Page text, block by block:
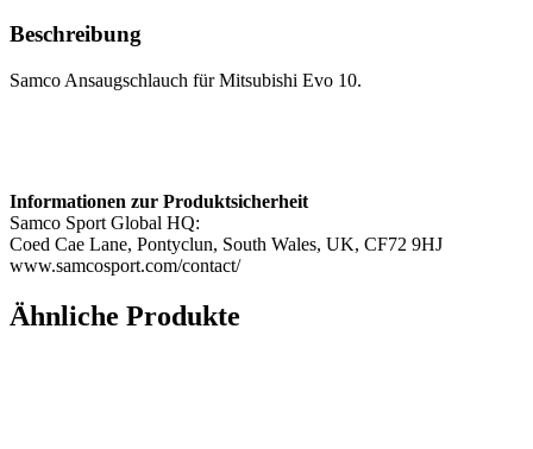
Beschreibung
Samco Ansaugschlauch für Mitsubishi Evo 10.
Informationen zur Produktsicherheit
Samco Sport Global HQ:
Coed Cae Lane, Pontyclun, South Wales, UK, CF72 9HJ
www.samcosport.com/contact/
Ähnliche Produkte